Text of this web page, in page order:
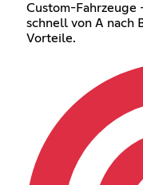
Custom-Fahrzeuge
schnell von A nach
Vorteile.